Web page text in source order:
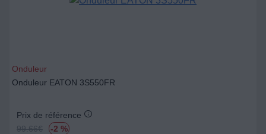
Onduleur
Onduleur EATON 3S550FR
Prix de référence
99.66€ -2 %